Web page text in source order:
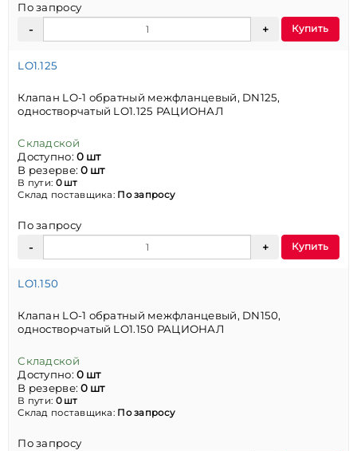
По запросу
Купить
LO1.125
Клапан LO-1 обратный межфланцевый, DN125,
одностворчатый LO1.125 РАЦИОНАЛ
Складской
Доступно:0 шт
В резерве:0 шт
В пути: 0 шт
Склад поставщика: По запросу
По запросу
Купить
LO1.150
Клапан LO-1 обратный межфланцевый, DN150,
одностворчатый LO1.150 РАЦИОНАЛ
Складской
Доступно:0 шт
В резерве:0 шт
В пути: 0 шт
Склад поставщика: По запросу
По запросу